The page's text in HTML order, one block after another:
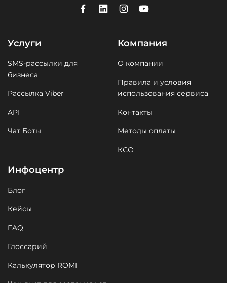
Услуги
SMS-рассылки для
бизнеса
Рассылка Viber
API
Чат Боты
Компания
О компании
Правила и условия
использования сервиса
Контакты
Методы оплаты
КСО
Инфоцентр
Блог
Кейсы
FAQ
Глоссарий
Калькулятор ROMI